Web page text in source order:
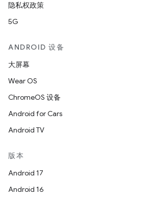
隐私权政策
5G
ANDROID 设备
大屏幕
Wear OS
ChromeOS 设备
Android for Cars
Android TV
版本
Android 17
Android 16